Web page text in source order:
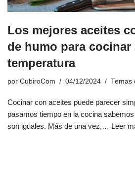
Los mejores aceites
de humo para cocinar
temperatura
por CubiroCom 04/12/2024 Temas
Cocinar con aceites puede parecer
pasamos tiempo en la cocina
son iguales. Más de una vez,… Leer